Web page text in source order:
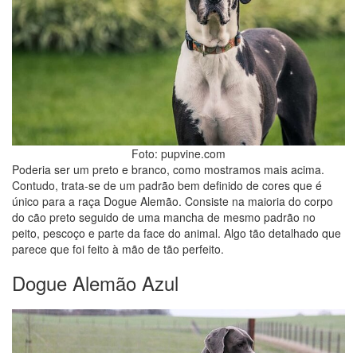
Foto: pupvine.com
Poderia ser um preto e branco, como mostramos mais acima.
Contudo, trata-se de um padrão bem definido de cores que é
único para a raça Dogue Alemão. Consiste na maioria do corpo
do cão preto seguido de uma mancha de mesmo padrão no
peito, pescoço e parte da face do animal. Algo tão detalhado que
parece que foi feito à mão de tão perfeito.
Dogue Alemão Azul